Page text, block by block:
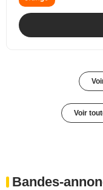
Voir
Bandes-